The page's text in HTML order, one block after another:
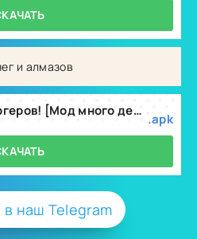
и алмазов
Губка Боб: готовка бургеров! [Мод много денег и алмазов] v5.11.5 .apk
наш Telegram